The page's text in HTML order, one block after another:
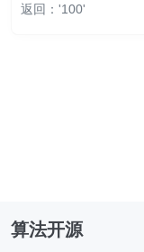
返回：'100'
算法开源